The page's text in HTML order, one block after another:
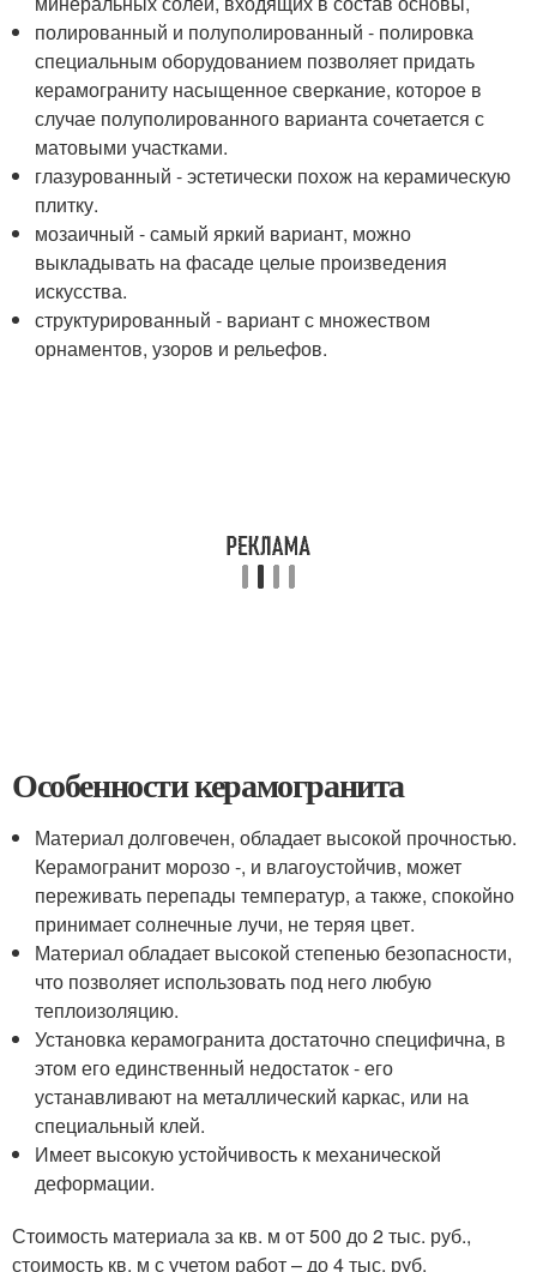
полированный и полуполированный - полировка
специальным оборудованием позволяет придать
керамограниту насыщенное сверкание, которое в
случае полуполированного варианта сочетается с
матовыми участками.
глазурованный - эстетически похож на керамическую
плитку.
мозаичный - самый яркий вариант, можно
выкладывать на фасаде целые произведения
искусства.
структурированный - вариант с множеством
орнаментов, узоров и рельефов.
Особенности керамогранита
Материал долговечен, обладает высокой прочностью.
Керамогранит морозо -, и влагоустойчив, может
переживать перепады температур, а также, спокойно
принимает солнечные лучи, не теряя цвет.
Материал обладает высокой степенью безопасности,
что позволяет использовать под него любую
теплоизоляцию.
Установка керамогранита достаточно специфична, в
этом его единственный недостаток - его
устанавливают на металлический каркас, или на
специальный клей.
Имеет высокую устойчивость к механической
деформации.
Стоимость материала за кв. м от 500 до 2 тыс. руб.,
стоимость кв. м с учетом работ – до 4 тыс. руб.